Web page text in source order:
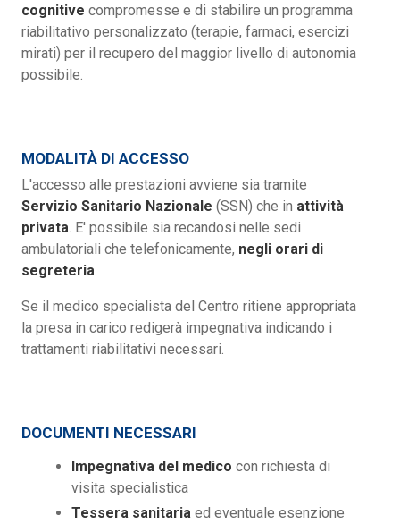
cognitive compromesse e di stabilire un programma
riabilitativo personalizzato (terapie, farmaci, esercizi
mirati) per il recupero del maggior livello di autonomia
possibile.
MODALITÀ DI ACCESSO
L'accesso alle prestazioni avviene sia tramite
Servizio Sanitario Nazionale (SSN) che in attività
privata . E' possibile sia recandosi nelle sedi
ambulatoriali che telefonicamente, negli orari di
segreteria
Se il medico specialista del Centro ritiene appropriata
la presa in carico redigerà impegnativa indicando i
trattamenti riabilitativi necessari.
DOCUMENTI NECESSARI
Impegnativa del medico con richiesta di
visita specialistica
Tessera sanitaria ed eventuale esenzione